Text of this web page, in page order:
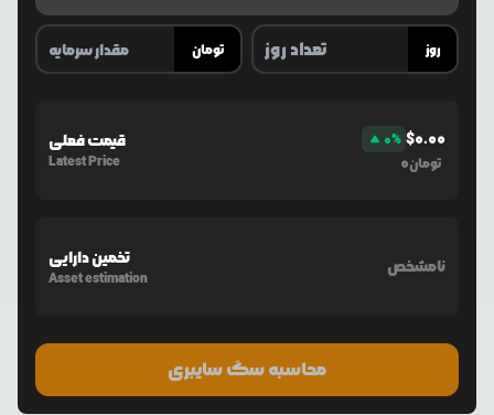
تومان روز
قیمت فعلی
Latest Price
0% $0.00
0تومان
تخمین دارایی
Asset estimation
نامشخص
محاسبه سگ سایبری